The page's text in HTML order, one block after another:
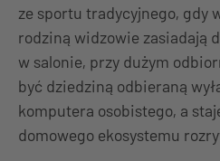
ze sportu tradycyjnego, gdy
rodziną widzowie zasiadają
w salonie, przy dużym
być dziedziną odbieraną
komputera osobistego, a
domowego ekosystemu